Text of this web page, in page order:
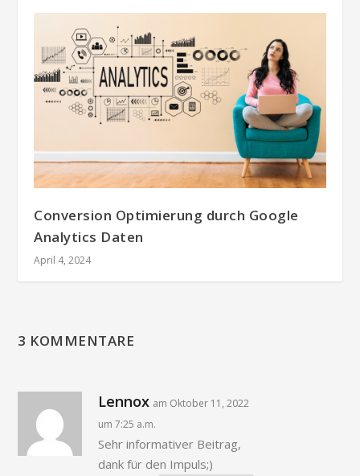
Conversion Optimierung durch Google
Analytics Daten
April 4, 2024
3 KOMMENTARE
Lennox am Oktober 11, 2022
um 7:25 a.m.
Sehr informativer Beitrag,
dank für den Impuls;)